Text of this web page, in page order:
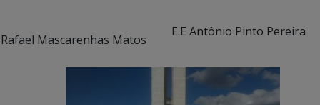
Rafael Mascarenhas Matos
E.E Antônio Pinto Pereira